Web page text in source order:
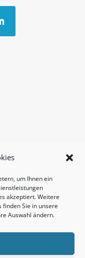
um Ihnen ein
akzeptiert. Weitere
Sie in unsere
Auswahl ändern.